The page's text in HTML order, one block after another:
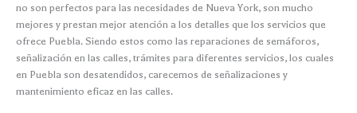
no son perfectos para las necesidades de Nueva York, son mucho
mejores y prestan mejor atención a los detalles que los servicios que
ofrece Puebla. Siendo estos como las reparaciones de semáforos,
señalización en las calles, trámites para diferentes servicios, los cuales
en Puebla son desatendidos, carecemos de señalizaciones y
mantenimiento eficaz en las calles.